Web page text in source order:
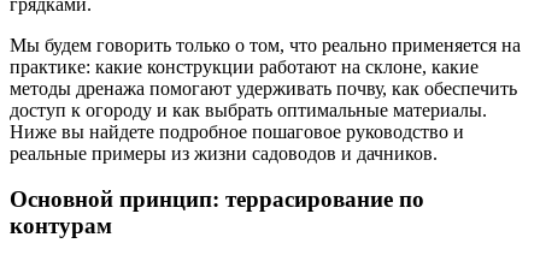
Мы будем говорить только о том, что реально применяется на
практике: какие конструкции работают на склоне, какие
методы дренажа помогают удерживать почву, как обеспечить
доступ к огороду и как выбрать оптимальные материалы.
Ниже вы найдете подробное пошаговое руководство и
реальные примеры из жизни садоводов и дачников.
Основной принцип: террасирование по
контурам